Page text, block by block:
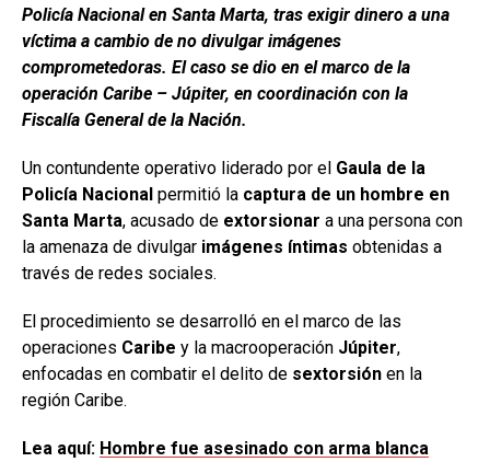
Policía Nacional en Santa Marta, tras exigir dinero a una
víctima a cambio de no divulgar imágenes
comprometedoras. El caso se dio en el marco de la
operación Caribe – Júpiter, en coordinación con la
Fiscalía General de la Nación.
Un contundente operativo liderado por el Gaula de la
Policía Nacional permitió la captura de un hombre en
Santa Marta, acusado de extorsionar a una persona con
la amenaza de divulgar imágenes íntimas obtenidas a
través de redes sociales.
El procedimiento se desarrolló en el marco de las
operaciones Caribe y la macrooperación Júpiter,
enfocadas en combatir el delito de sextorsión en la
región Caribe.
Lea aquí: Hombre fue asesinado con arma blanca